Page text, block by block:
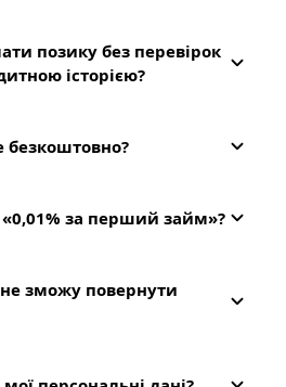
позику без перевірок
історією?
безкоштовно?
за перший займ»?
зможу повернути